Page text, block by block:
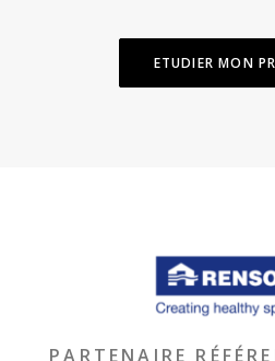
ETUDIER MON
PARTENAIRE